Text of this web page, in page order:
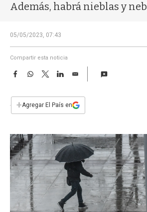
Además, habrá nieblas y
05/05/2023, 07:43
Compartir esta noticia
F
e
b
k
W
s
p
T
w
t
L
n
E
i
l
+Agregar El País en